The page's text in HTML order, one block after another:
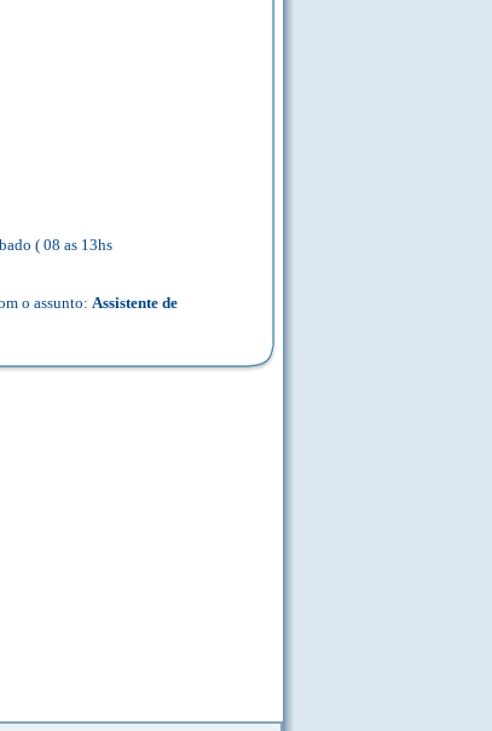
( 08 as 13hs
o assunto: Assistente de